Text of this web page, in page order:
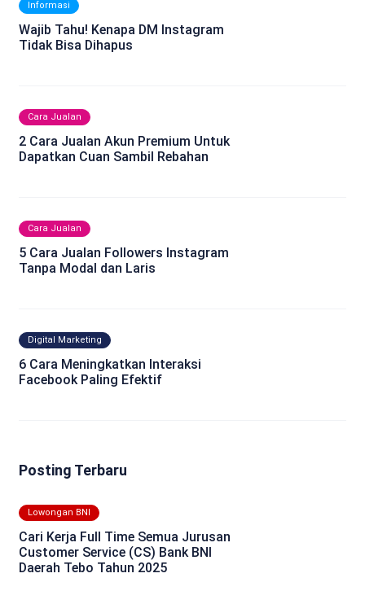
Informasi
Wajib Tahu! Kenapa DM Instagram
Tidak Bisa Dihapus
Cara Jualan
2 Cara Jualan Akun Premium Untuk
Dapatkan Cuan Sambil Rebahan
Cara Jualan
5 Cara Jualan Followers Instagram
Tanpa Modal dan Laris
Digital Marketing
6 Cara Meningkatkan Interaksi
Facebook Paling Efektif
Posting Terbaru
Lowongan BNI
Cari Kerja Full Time Semua Jurusan
Customer Service (CS) Bank BNI
Daerah Tebo Tahun 2025